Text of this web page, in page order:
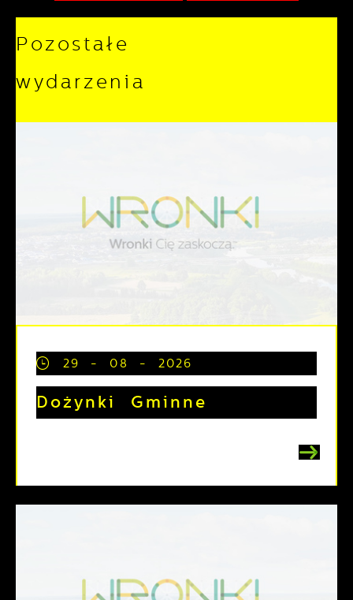
Pozostałe
wydarzenia
29 - 08 - 2026
Dożynki Gminne